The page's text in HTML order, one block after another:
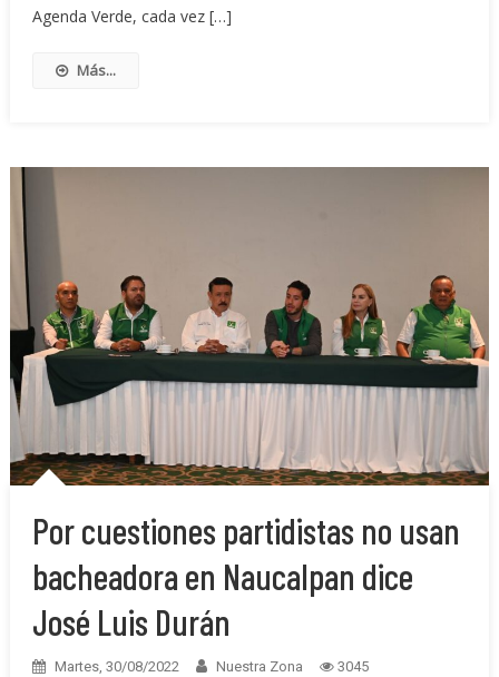
Agenda Verde, cada vez […]
Más...
Por cuestiones partidistas no usan
bacheadora en Naucalpan dice
José Luis Durán
Martes, 30/08/2022 Nuestra Zona 3045